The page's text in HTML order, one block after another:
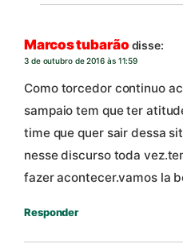
Marcos tubarão disse:
3 de outubro de 2016 às 11:59
Como torcedor continuo
sampaio tem que ter
time que quer sair dessa
nesse discurso toda
fazer acontecer.vamos la
Responder